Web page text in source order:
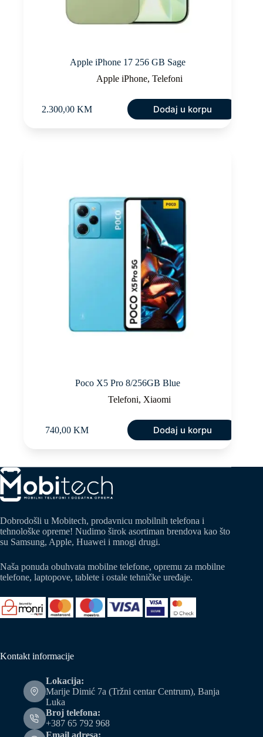
Apple iPhone 17 256 GB Sage
Apple iPhone, Telefoni
2.300,00 KM Dodaj u korpu
Poco X5 Pro 8/256GB Blue
Telefoni, Xiaomi
740,00 KM Dodaj u korpu
Dobrodošli u Mobitech, prodavnicu mobilnih telefona i
tehnološke opreme! Nudimo širok asortiman brendova kao što
su Samsung, Apple, Huawei i mnogi drugi.
Naša ponuda obuhvata mobilne telefone, opremu za mobilne
telefone, laptopove, tablete i ostale tehničke uređaje.
Kontakt informacije
Lokacija:
Marije Dimić 7a (Tržni centar Centrum), Banja
Luka
Broj telefona:
+387 65 792 968
Email adresa: